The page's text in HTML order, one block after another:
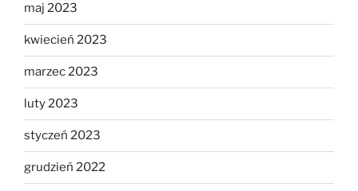
maj 2023
kwiecień 2023
marzec 2023
luty 2023
styczeń 2023
grudzień 2022